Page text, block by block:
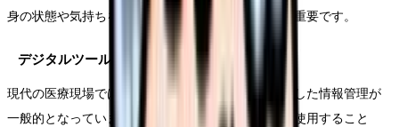
身の状態や気持ちを表現しやすい環境を作ることが重要です。
デジタルツールの活用
現代の医療現場では、様々なデジタルツールを活用した情報管理が
一般的となっています。これらのツールを効果的に使用すること